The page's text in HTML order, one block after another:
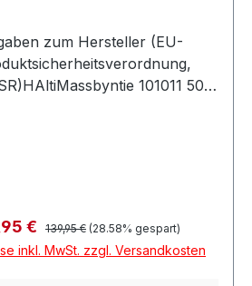
zum Hersteller (EU-
101011 50
€ Regulärer Preis:
139,95 € (28.58% gespart)
inkl. MwSt. zzgl. Versandkosten